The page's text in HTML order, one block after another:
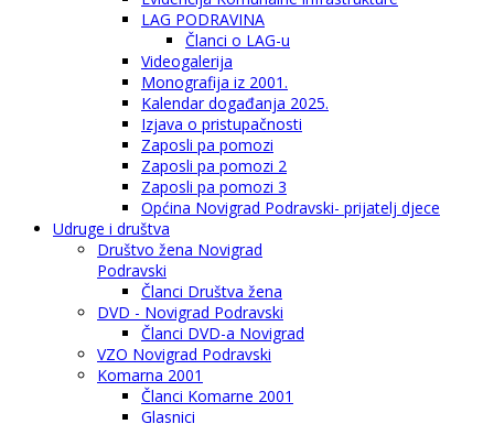
LAG PODRAVINA
Članci o LAG-u
Videogalerija
Monografija iz 2001.
Kalendar događanja 2025.
Izjava o pristupačnosti
Zaposli pa pomozi
Zaposli pa pomozi 2
Zaposli pa pomozi 3
Općina Novigrad Podravski- prijatelj djece
Udruge i društva
Društvo žena Novigrad
Podravski
Članci Društva žena
DVD - Novigrad Podravski
Članci DVD-a Novigrad
VZO Novigrad Podravski
Komarna 2001
Članci Komarne 2001
Glasnici